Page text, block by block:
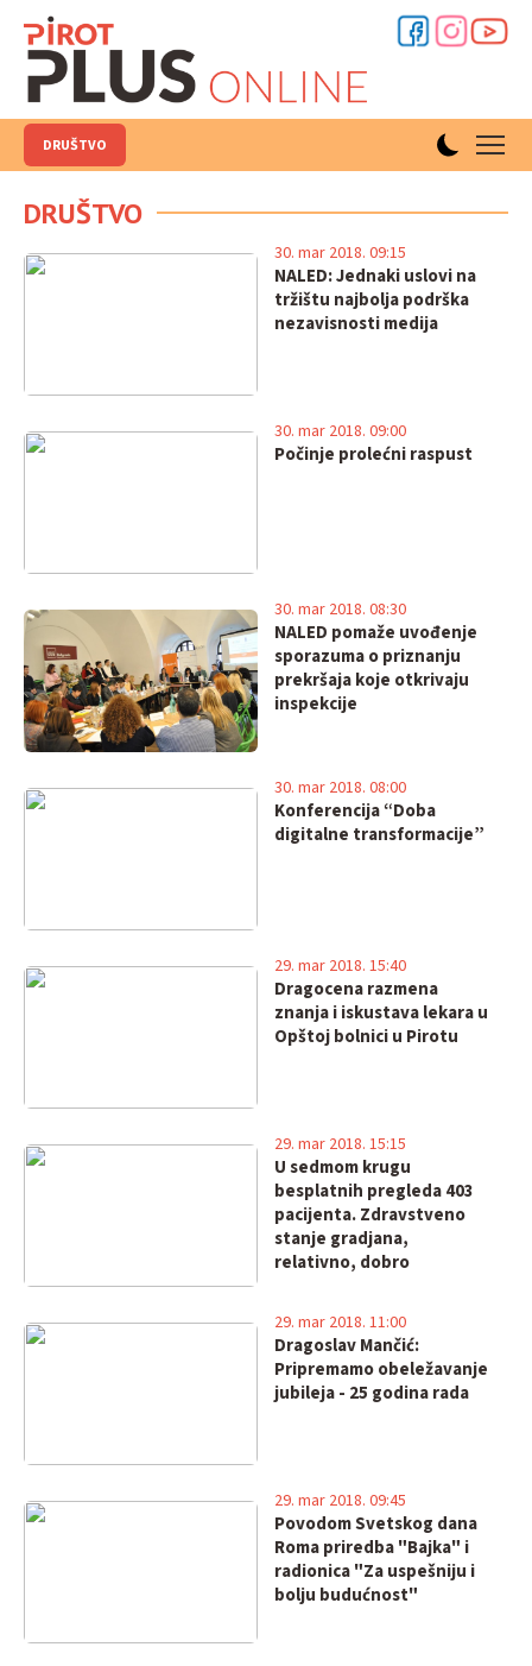
DRUŠTVO
DRUŠTVO
NALED: Jednaki uslovi na
tržištu najbolja podrška
nezavisnosti medija
30. mar 2018. 09:15
Počinje prolećni raspust
30. mar 2018. 09:00
NALED pomaže uvođenje
sporazuma o priznanju
prekršaja koje otkrivaju
inspekcije
30. mar 2018. 08:30
Konferencija “Doba
digitalne transformacije”
30. mar 2018. 08:00
Dragocena razmena
znanja i iskustava lekara u
Opštoj bolnici u Pirotu
29. mar 2018. 15:40
U sedmom krugu
besplatnih pregleda 403
pacijenta. Zdravstveno
stanje gradjana,
relativno, dobro
29. mar 2018. 15:15
Dragoslav Mančić:
Pripremamo obeležavanje
jubileja - 25 godina rada
29. mar 2018. 11:00
Povodom Svetskog dana
Roma priredba "Bajka" i
radionica "Za uspešniju i
bolju budućnost"
29. mar 2018. 09:45